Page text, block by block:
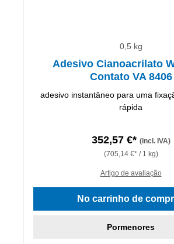
0,5 kg
Adesivo Cianoacrilato
Contato VA 8406
adesivo instantâneo para uma
rápida
352,57 €* (incl. IVA)
(705,14 €* / 1 kg)
Artigo de avaliação
No carrinho de
Pormenores